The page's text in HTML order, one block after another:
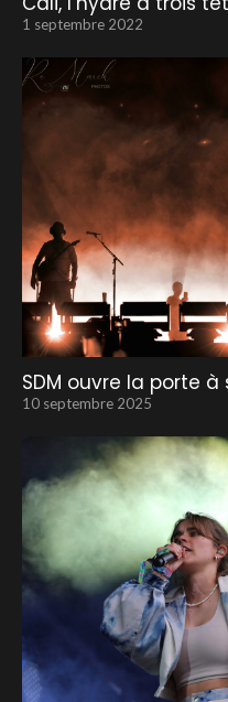
1 septembre 2022
SDM ouvre la porte à
10 septembre 2025